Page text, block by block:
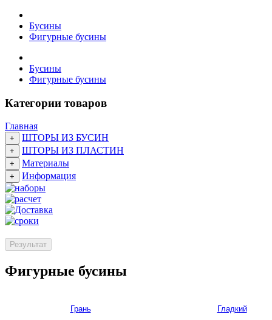
Бусины
Фигурные бусины
Бусины
Фигурные бусины
Категории товаров
Главная
+ ШТОРЫ ИЗ БУСИН
+ ШТОРЫ ИЗ ПЛАСТИН
+ Материалы
+ Информация
Результат
Фигурные бусины
Грань Гладкий